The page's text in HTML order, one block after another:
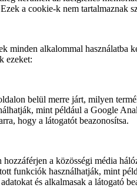
a cookie-k nem tartalmaznak
minden alkalommal használatba
ezeket:
belül merre járt, milyen
mint például a Google
hogy a látogatót beazonosítsa.
a közösségi média
funkciók használhatják, mint
és alkalmasak a látogató